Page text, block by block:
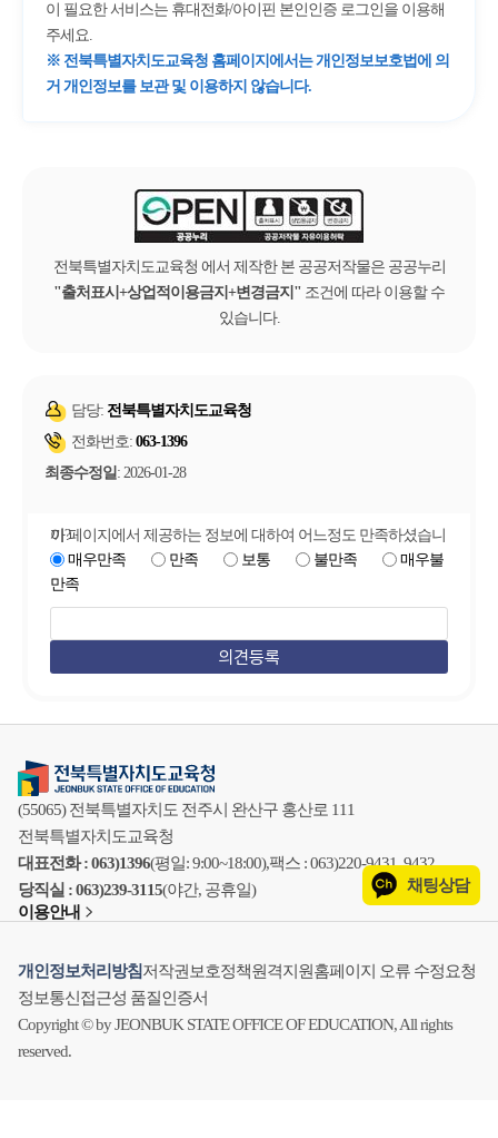
이 필요한 서비스는 휴대전화/아이핀 본인인증 로그인을 이용해
주세요.
※ 전북특별자치도교육청 홈페이지에서는 개인정보보호법에 의
거 개인정보를 보관 및 이용하지 않습니다.
전북특별자치도교육청 에서 제작한 본 공공저작물은 공공누리
출처표시+상업적이용금지+변경금지
조건에 따라 이용할 수
있습니다.
담당: 전북특별자치도교육청
전화번호: 063-1396
최종수정일: 2026-01-28
이 페이지에서 제공하는 정보에 대하여 어느정도 만족하셨습니까?
매우만족
만족 보통 불만족
매우불
만족
(55065) 전북특별자치도 전주시 완산구 홍산로 111
전북특별자치도교육청
대표전화 : 063)1396(평일: 9:00~18:00),팩스 : 063)220-9431, 9432
당직실 : 063)239-3115(야간, 공휴일)
이용안내
채팅상담
개인정보처리방침저작권보호정책원격지원홈페이지 오류 수정요청
정보통신접근성 품질인증서
Copyright © by JEONBUK STATE OFFICE OF EDUCATION, All rights
reserved.